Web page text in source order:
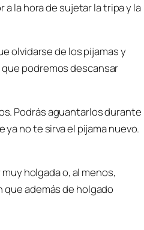
la hora de sujetar la tripa y la
olvidarse de los pijamas y
podremos descansar
Podrás aguantarlos durante
no te sirva el pijama nuevo.
holgada o, al menos,
además de holgado